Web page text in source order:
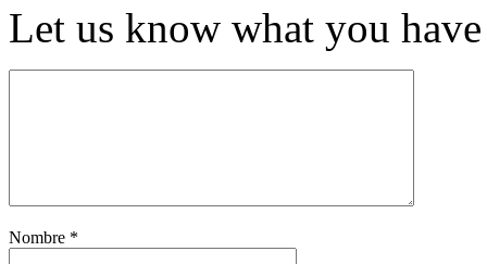
Let us know what you
Nombre *